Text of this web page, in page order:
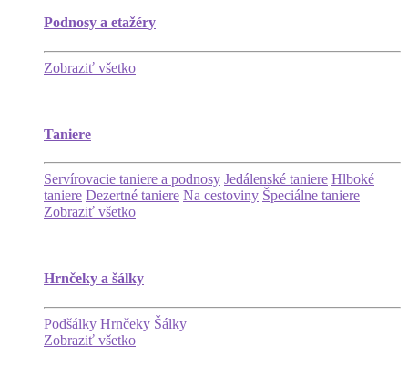
Podnosy a etažéry
Zobraziť všetko
Taniere
Servírovacie taniere a podnosy Jedálenské taniere Hlboké
taniere Dezertné taniere Na cestoviny Špeciálne taniere
Zobraziť všetko
Hrnčeky a šálky
Podšálky Hrnčeky Šálky
Zobraziť všetko